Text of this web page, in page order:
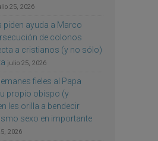
25, 2026
ayuda a Marco
de colonos
a cristianos (y no sólo)
julio 25, 2026
fieles al Papa
propio obispo (y
les orilla a bendecir
sexo en importante
2026